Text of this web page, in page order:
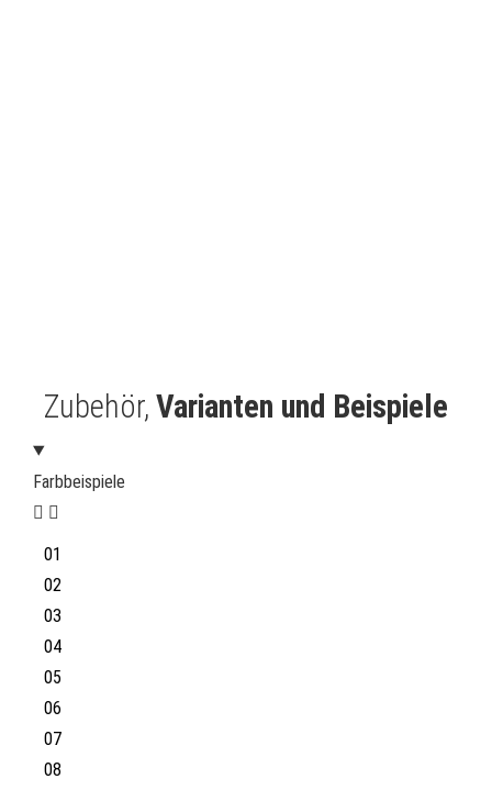
Zubehör, Varianten und Beispiele
Farbbeispiele
01
02
03
04
05
06
07
08